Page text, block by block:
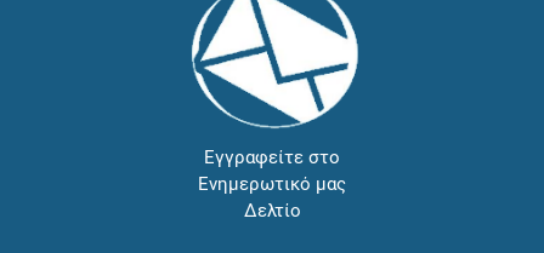
Εγγραφείτε στο
Ενημερωτικό μας
Δελτίο